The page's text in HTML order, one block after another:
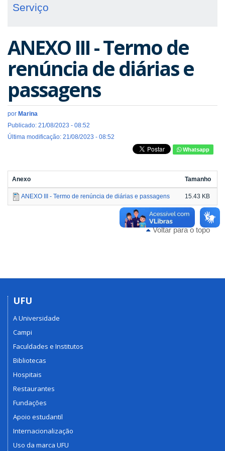
Serviço
ANEXO III - Termo de
renúncia de diárias e
passagens
por Marina
Publicado: 21/08/2023 - 08:52
Última modificação: 21/08/2023 - 08:52
Whatsapp
Anexo Tamanho
ANEXO III - Termo de renúncia de diárias e passagens 15.43 KB
Voltar para o topo
UFU
A Universidade
Campi
Faculdades e Institutos
Bibliotecas
Hospitais
Restaurantes
Fundações
Apoio estudantil
Internacionalização
Uso da marca UFU